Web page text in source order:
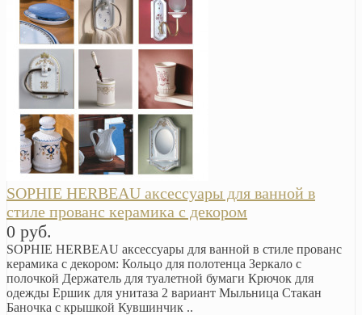
SOPHIE HERBEAU аксессуары для ванной в
стиле прованс керамика с декором
0 руб.
SOPHIE HERBEAU аксессуары для ванной в стиле прованс
керамика с декором: Кольцо для полотенца Зеркало с
полочкой Держатель для туалетной бумаги Крючок для
одежды Ершик для унитаза 2 вариант Мыльница Стакан
Баночка с крышкой Кувшинчик ..